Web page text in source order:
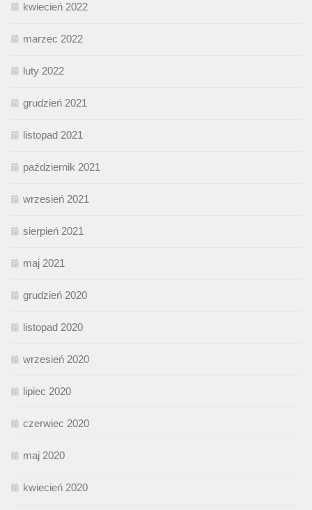
kwiecień 2022
marzec 2022
luty 2022
grudzień 2021
listopad 2021
październik 2021
wrzesień 2021
sierpień 2021
maj 2021
grudzień 2020
listopad 2020
wrzesień 2020
lipiec 2020
czerwiec 2020
maj 2020
kwiecień 2020